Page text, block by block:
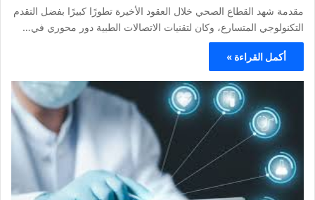
مقدمة شهد القطاع الصحي خلال العقود الأخيرة تطورًا كبيرًا بفضل التقدم
التكنولوجي المتسارع، وكان لتقنيات الاتصالات الطبية دور محوري في…
أكمل القراءة »